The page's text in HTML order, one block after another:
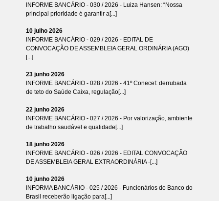
INFORME BANCÁRIO - 030 / 2026 - Luiza Hansen: “Nossa
principal prioridade é garantir a[...]
10 julho 2026
INFORME BANCÁRIO - 029 / 2026 - EDITAL DE
CONVOCAÇÃO DE ASSEMBLEIA GERAL ORDINÁRIA (AGO)
[...]
23 junho 2026
INFORME BANCÁRIO - 028 / 2026 - 41º Conecef: derrubada
de teto do Saúde Caixa, regulação[...]
22 junho 2026
INFORME BANCÁRIO - 027 / 2026 - Por valorização, ambiente
de trabalho saudável e qualidade[...]
18 junho 2026
INFORME BANCÁRIO - 026 / 2026 - EDITAL CONVOCAÇÃO
DE ASSEMBLEIA GERAL EXTRAORDINÁRIA -[...]
10 junho 2026
INFORMA BANCÁRIO - 025 / 2026 - Funcionários do Banco do
Brasil receberão ligação para[...]